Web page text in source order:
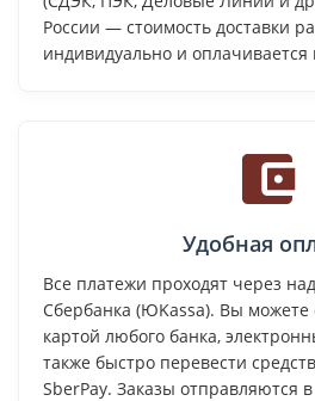
России — стоимость доставки
индивидуально и
Удобная
Все платежи проходят через
Сбербанка (ЮKassa). Вы можете
картой любого банка,
также быстро перевести
SberPay. Заказы отправляются